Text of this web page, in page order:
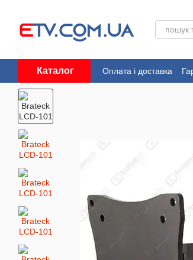
Каталог Оплата і доставка
Угода користувача